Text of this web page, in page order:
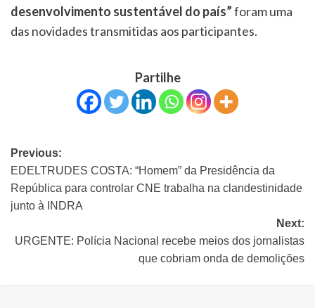
desenvolvimento sustentável do país”foram uma
das novidades transmitidas aos participantes.
Partilhe
Previous:
EDELTRUDES COSTA: “Homem” da Presidência da
República para controlar CNE trabalha na clandestinidade
junto à INDRA
Next:
URGENTE: Polícia Nacional recebe meios dos jornalistas
que cobriam onda de demolições